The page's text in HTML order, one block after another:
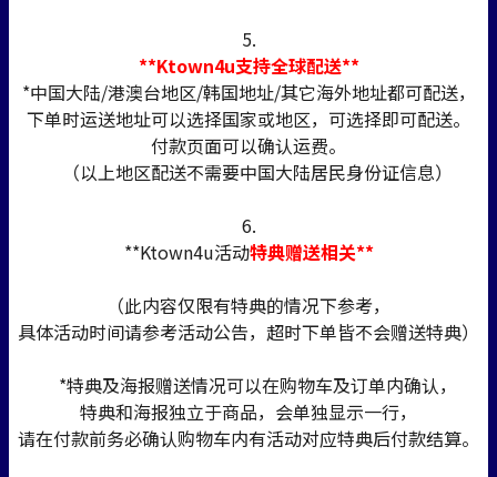
5.
**Ktown4u支持全球配送**
*中国大陆/港澳台地区/韩国地址/其它海外地址都可配送，
下单时运送地址可以选择国家或地区，可选择即可配送。
付款页面可以确认运费。
（以上地区配送不需要中国大陆居民身份证信息）
6.
**Ktown4u活动特典赠送相关**
（此内容仅限有特典的情况下参考，
具体活动时间请参考活动公告，超时下单皆不会赠送特典）
*特典及海报赠送情况可以在购物车及订单内确认，
特典和海报独立于商品，会单独显示一行，
请在付款前务必确认购物车内有活动对应特典后付款结算。